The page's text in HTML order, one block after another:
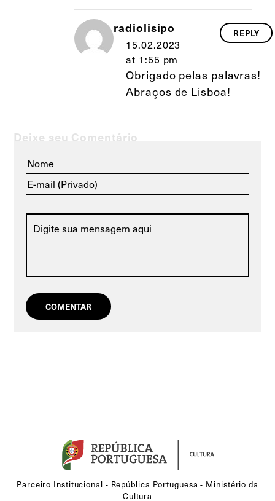
radiolisipo
15.02.2023
at 1:55 pm
Obrigado pelas palavras!
Abraços de Lisboa!
REPLY
Deixe seu Comentário
Parceiro Institucional - República Portuguesa - Ministério da
Cultura